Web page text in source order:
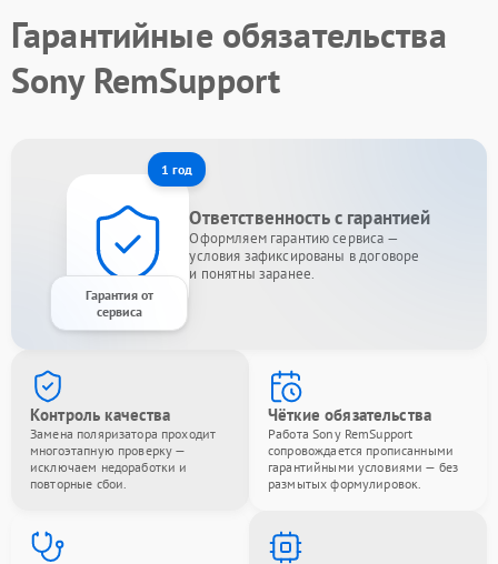
Гарантийные обязательства
Sony RemSupport
1 год
Гарантия от
сервиса
Ответственность с гарантией
Оформляем гарантию сервиса —
условия зафиксированы в договоре
и понятны заранее.
Контроль качества
Замена поляризатора проходит
многоэтапную проверку —
исключаем недоработки и
повторные сбои.
Чёткие обязательства
Работа Sony RemSupport
сопровождается прописанными
гарантийными условиями — без
размытых формулировок.